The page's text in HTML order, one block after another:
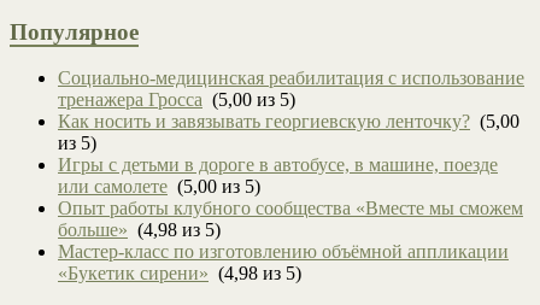
Популярное
Социально-медицинская реабилитация с использование
тренажера Гросса (5,00 из 5)
Как носить и завязывать георгиевскую ленточку? (5,00
из 5)
Игры с детьми в дороге в автобусе, в машине, поезде
или самолете (5,00 из 5)
Опыт работы клубного сообщества «Вместе мы сможем
больше» (4,98 из 5)
Мастер-класс по изготовлению объёмной аппликации
«Букетик сирени» (4,98 из 5)